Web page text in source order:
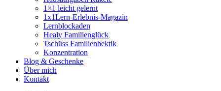
1×1 leicht gelernt
1x1Lern-Erlebnis-Magazin
Lernblockaden
Healy Familienglück
Tschüss Familienhektik
Konzentration
Blog & Geschenke
Über mich
Kontakt